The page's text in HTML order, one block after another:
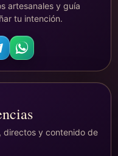
artesanales y guía
tu intención.
directos y contenido de